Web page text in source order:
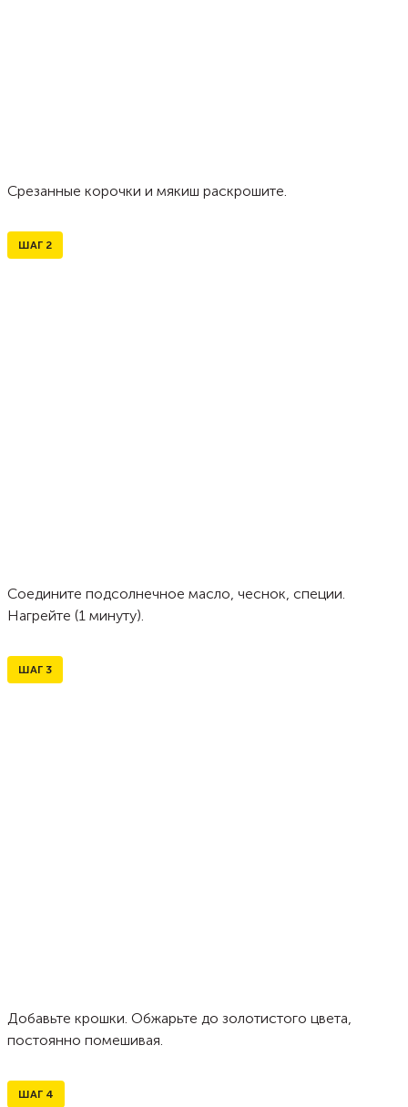
Срезанные корочки и мякиш раскрошите.
ШАГ 2
Соедините подсолнечное масло, чеснок, специи.
Нагрейте (1 минуту).
ШАГ 3
Добавьте крошки. Обжарьте до золотистого цвета,
постоянно помешивая.
ШАГ 4